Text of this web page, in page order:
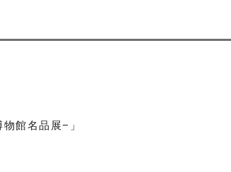
館名品展−」